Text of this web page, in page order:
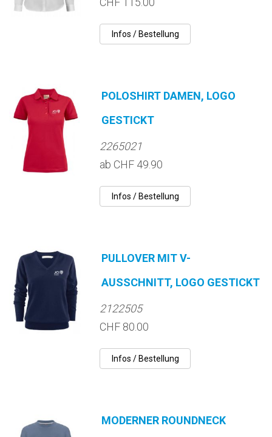
POLOSHIRT DAMEN, LOGO
GESTICKT
2265021
ab CHF 49.90
PULLOVER MIT V-
AUSSCHNITT, LOGO GESTICKT
2122505
CHF 80.00
MODERNER ROUNDNECK